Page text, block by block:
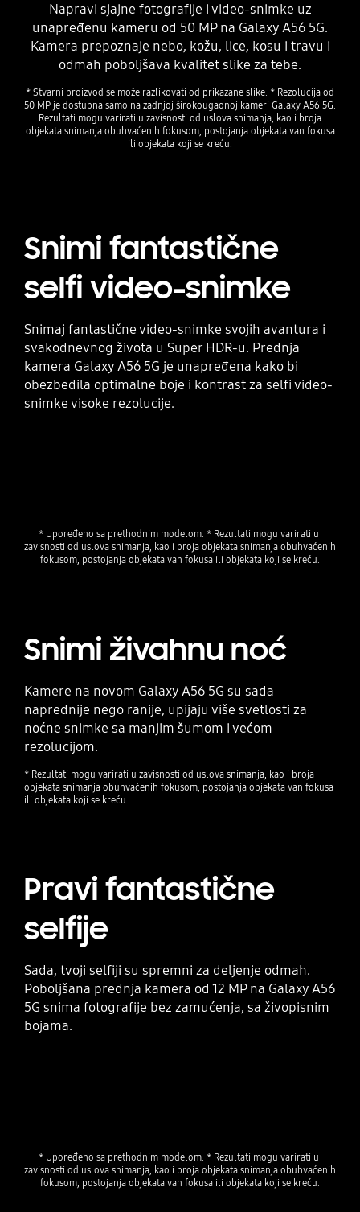
Napravi sjajne fotografije i video-snimke uz
unapređenu kameru od 50 MP na Galaxy A56 5G.
Kamera prepoznaje nebo, kožu, lice, kosu i travu i
odmah poboljšava kvalitet slike za tebe.
* Stvarni proizvod se može razlikovati od prikazane slike. * Rezolucija od
50 MP je dostupna samo na zadnjoj širokougaonoj kameri Galaxy A56 5G.
Rezultati mogu varirati u zavisnosti od uslova snimanja, kao i broja
objekata snimanja obuhvaćenih fokusom, postojanja objekata van fokusa
ili objekata koji se kreću.
Snimi fantastične
selfi video-snimke
Snimaj fantastične video-snimke svojih avantura i
svakodnevnog života u Super HDR-u. Prednja
kamera Galaxy A56 5G je unapređena kako bi
obezbedila optimalne boje i kontrast za selfi video-
snimke visoke rezolucije.
* Upoređeno sa prethodnim modelom. * Rezultati mogu varirati u
zavisnosti od uslova snimanja, kao i broja objekata snimanja obuhvaćenih
fokusom, postojanja objekata van fokusa ili objekata koji se kreću.
Snimi živahnu noć
Kamere na novom Galaxy A56 5G su sada
naprednije nego ranije, upijaju više svetlosti za
noćne snimke sa manjim šumom i većom
rezolucijom.
* Rezultati mogu varirati u zavisnosti od uslova snimanja, kao i broja
objekata snimanja obuhvaćenih fokusom, postojanja objekata van fokusa
ili objekata koji se kreću.
Pravi fantastične
selfije
Sada, tvoji selfiji su spremni za deljenje odmah.
Poboljšana prednja kamera od 12 MP na Galaxy A56
5G snima fotografije bez zamućenja, sa živopisnim
bojama.
* Upoređeno sa prethodnim modelom. * Rezultati mogu varirati u
zavisnosti od uslova snimanja, kao i broja objekata snimanja obuhvaćenih
fokusom, postojanja objekata van fokusa ili objekata koji se kreću.